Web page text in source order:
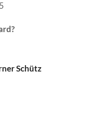
Schütz